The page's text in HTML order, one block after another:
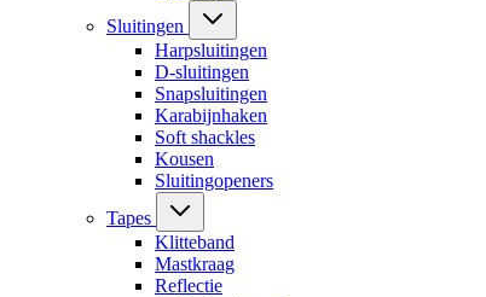
Sluitingen
Harpsluitingen
D-sluitingen
Snapsluitingen
Karabijnhaken
Soft shackles
Kousen
Sluitingopeners
Tapes
Klitteband
Mastkraag
Reflectie